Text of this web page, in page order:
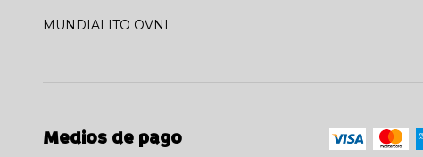
MUNDIALITO OVNI
Medios de pago